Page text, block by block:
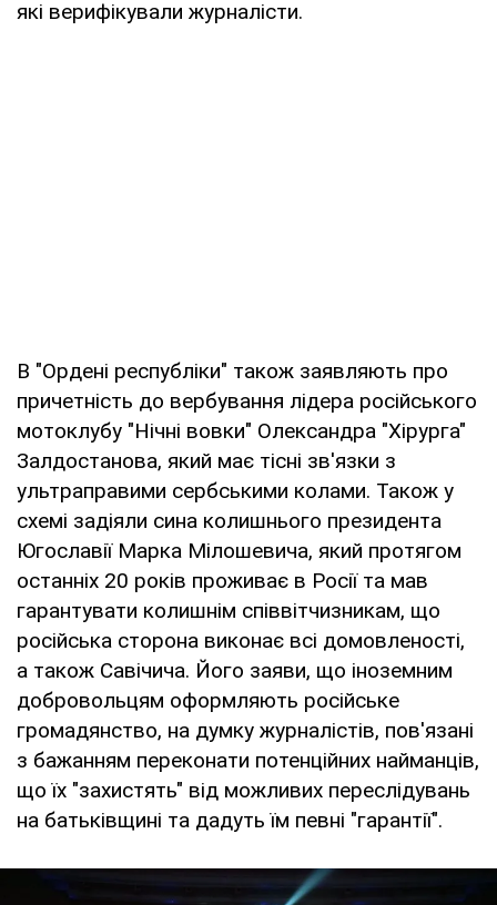
які верифікували журналісти.
В "Ордені республіки" також заявляють про
причетність до вербування лідера російського
мотоклубу "Нічні вовки" Олександра "Хірурга"
Залдостанова, який має тісні зв'язки з
ультраправими сербськими колами. Також у
схемі задіяли сина колишнього президента
Югославії Марка Мілошевича, який протягом
останніх 20 років проживає в Росії та мав
гарантувати колишнім співвітчизникам, що
російська сторона виконає всі домовленості,
а також Савічича. Його заяви, що іноземним
добровольцям оформляють російське
громадянство, на думку журналістів, пов'язані
з бажанням переконати потенційних найманців,
що їх "захистять" від можливих переслідувань
на батьківщині та дадуть їм певні "гарантії".